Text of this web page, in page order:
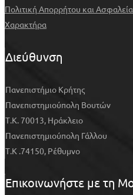
Πολιτική Απορρήτου και
Χαρακτήρα
Διεύθυνση
Πανεπιστήμιο Κρήτης
Πανεπιστημιούπολη Βουτών
Τ.Κ. 70013, Ηράκλειο
Πανεπιστημιούπολη Γάλλου
Τ.Κ .74150, Ρέθυμνο
Επικοινωνήστε με τη